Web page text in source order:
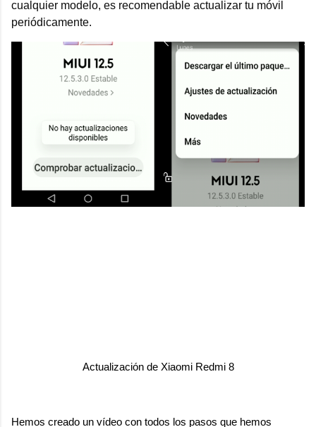
cualquier modelo, es recomendable actualizar tu móvil
periódicamente.
Actualización de Xiaomi Redmi 8
Hemos creado un vídeo con todos los pasos que hemos